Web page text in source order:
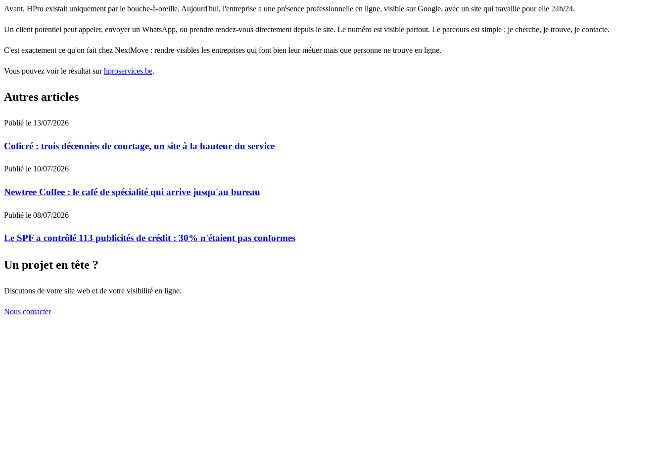
Avant, HPro existait uniquement par le bouche-à-oreille. Aujourd'hui, l'entreprise a une présence professionnelle en ligne, visible sur Google, avec un site qui travaille pour elle 24h/24.
Un client potentiel peut appeler, envoyer un WhatsApp, ou prendre rendez-vous directement depuis le site. Le numéro est visible partout. Le parcours est simple : je cherche, je trouve, je contacte.
C'est exactement ce qu'on fait chez NextMove : rendre visibles les entreprises qui font bien leur métier mais que personne ne trouve en ligne.
Vous pouvez voir le résultat surhproservices.be.
Autres articles
Publié le 13/07/2026
Coficré : trois décennies de courtage, un site à la hauteur du service
Publié le 10/07/2026
Newtree Coffee : le café de spécialité qui arrive jusqu'au bureau
Publié le 08/07/2026
Le SPF a contrôlé 113 publicités de crédit : 30% n'étaient pas conformes
Un projet en tête ?
Discutons de votre site web et de votre visibilité en ligne.
Nous contacter